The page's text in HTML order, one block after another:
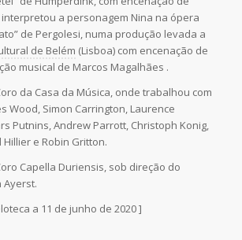
a personagem Nina na ópera
de Pergolesi, numa produção levada a
de Belém (Lisboa) com encenação de
musical de Marcos Magalhães .
da Casa da Música, onde trabalhou com
Wood, Simon Carrington, Laurence
Putnins, Andrew Parrott, Christoph Konig,
e Robin Gritton.
Capella Duriensis, sob direção do
Ayerst.
a 11 de junho de 2020 ]